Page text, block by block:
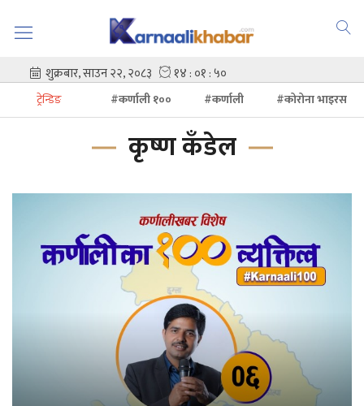
ट्रेन्डिङ #कर्णाली १०० #कर्णाली #कोरोना भाइरस
कृष्ण कँडेल